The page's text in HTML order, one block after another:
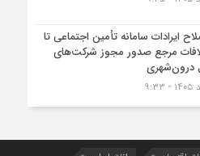
ایرادات سامانه تأمین اجتماعی تا
مرجع صدور مجوز شرکت‌های
درون‌شهری